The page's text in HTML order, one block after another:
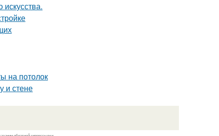
на потолок
и стене